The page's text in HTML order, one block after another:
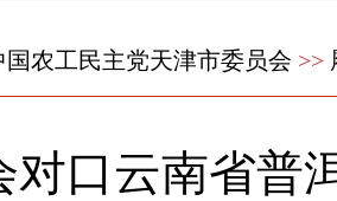
国农工民主党天津市委员会 >>
对口云南省普